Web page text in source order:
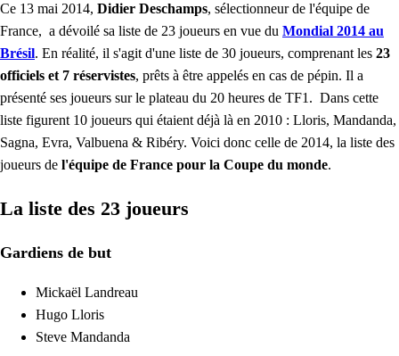
Ce 13 mai 2014, Didier Deschamps, sélectionneur de l'équipe de
France, a dévoilé sa liste de 23 joueurs en vue du Mondial 2014 au
Brésil. En réalité, il s'agit d'une liste de 30 joueurs, comprenant les 23
officiels et 7 réservistes, prêts à être appelés en cas de pépin. Il a
présenté ses joueurs sur le plateau du 20 heures de TF1. Dans cette
liste figurent 10 joueurs qui étaient déjà là en 2010 : Lloris, Mandanda,
Sagna, Evra, Valbuena & Ribéry. Voici donc celle de 2014, la liste des
joueurs de l'équipe de France pour la Coupe du monde.
La liste des 23 joueurs
Gardiens de but
Mickaël Landreau
Hugo Lloris
Steve Mandanda